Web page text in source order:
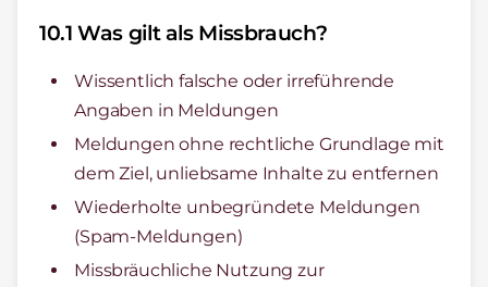
10.1 Was gilt als Missbrauch?
Wissentlich falsche oder irreführende
Angaben in Meldungen
Meldungen ohne rechtliche Grundlage mit
dem Ziel, unliebsame Inhalte zu entfernen
Wiederholte unbegründete Meldungen
(Spam-Meldungen)
Missbräuchliche Nutzung zur